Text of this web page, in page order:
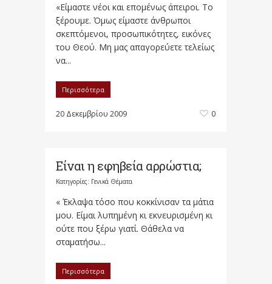
«Είμαστε νέοι και επομένως άπειροι. Το
ξέρουμε. Όμως είμαστε άνθρωποι
σκεπτόμενοι, προσωπικότητες, εικόνες
του Θεού. Μη μας απαγορεύετε τελείως
να...
Περισσότερα
20 Δεκεμβρίου 2009 0
Είναι η εφηβεία αρρώστια;
Κατηγορίες: Γενικά Θέματα
« Έκλαψα τόσο που κοκκίνισαν τα μάτια
μου. Είμαι λυπημένη κι εκνευρισμένη κι
ούτε που ξέρω γιατί. Θάθελα να
σταματήσω...
Περισσότερα